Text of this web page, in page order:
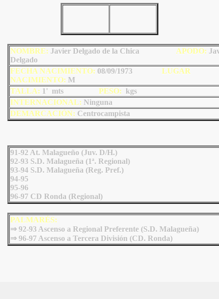
NOMBRE: Javier Delgado de la Chica APODO:
Delgado
FECHA NACIMIENTO: 08/09/1973 LUGAR
NACIMIENTO: M
TALLA: 1' mts PESO: kgs
INTERNACIONAL: Ninguna
DEMARCACIÓN: Centrocampista
91-92 At. Malagueño (Juv. D/H.)
92-93 S.D. Malagueña (1ª. Regional)
93-94 S.D. Malagueña (Reg. Pref.)
94-95
95-96
96-97 CD Ronda (Regional)
PALMARÉS:
⇒ 92-93 Ascenso a Regional Preferente (S.D. Malagueña)
⇒ 96-97 Ascenso a Tercera División (CD. Ronda)